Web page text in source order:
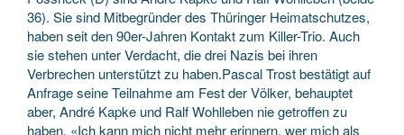
36). Sie sind Mitbegründer des Thüringer Heimatschutzes,
haben seit den 90er-Jahren Kontakt zum Killer-Trio. Auch
sie stehen unter Verdacht, die drei Nazis bei ihren
Verbrechen unterstützt zu haben.Pascal Trost bestätigt auf
Anfrage seine Teilnahme am Fest der Völker, behauptet
aber, André Kapke und Ralf Wohlleben nie getroffen zu
haben. «Ich kann mich nicht mehr erinnern, wer mich als